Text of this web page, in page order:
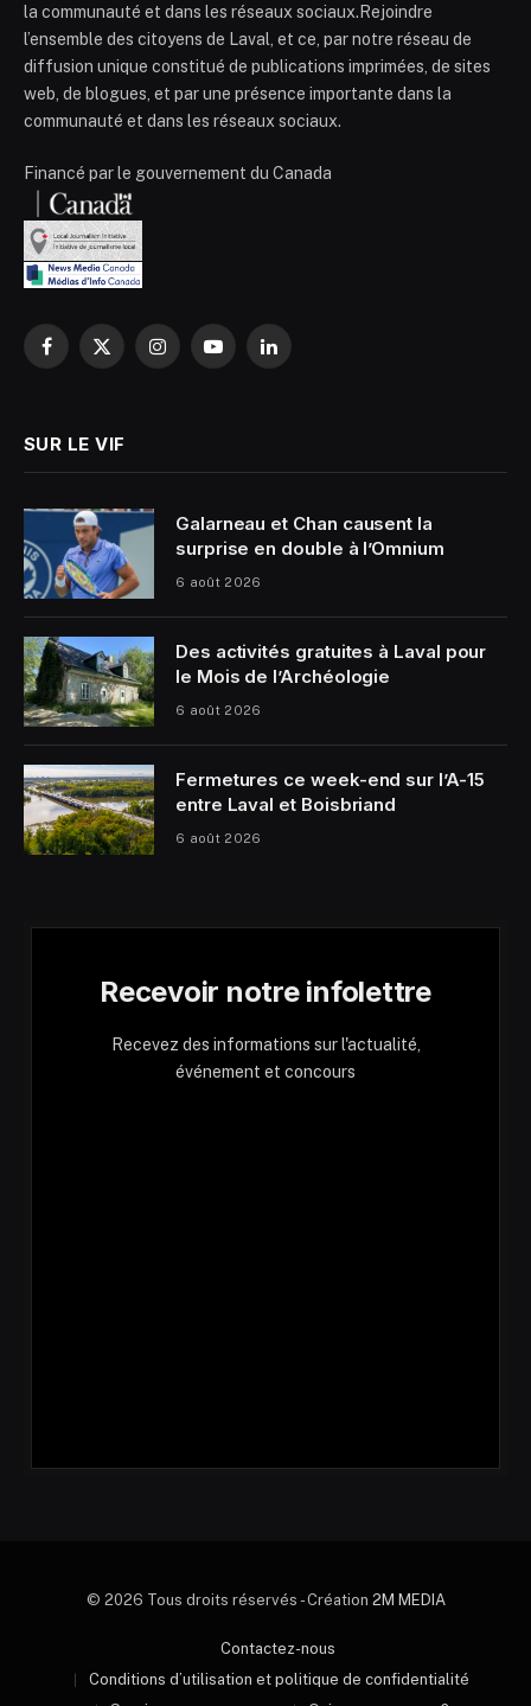
la communauté et dans les réseaux sociaux.Rejoindre
l’ensemble des citoyens de Laval, et ce, par notre réseau de
diffusion unique constitué de publications imprimées, de sites
web, de blogues, et par une présence importante dans la
communauté et dans les réseaux sociaux.
Financé par le gouvernement du Canada
Facebook
X
InstagramYouTubeLinkedIn
SUR LE VIF
Galarneau et Chan causent la
surprise en double à l’Omnium
6 août 2026
Des activités gratuites à Laval pour
le Mois de l’Archéologie
6 août 2026
Fermetures ce week-end sur l’A-15
entre Laval et Boisbriand
6 août 2026
Recevoir notre infolettre
Recevez des informations sur l'actualité,
événement et concours
© 2026 Tous droits réservés - Création 2M MEDIA
Contactez-nous
Conditions d’utilisation et politique de confidentialité